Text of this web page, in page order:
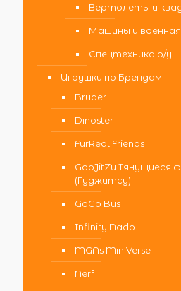
Вертолеты и
Машины и
Спецтехника р/у
Игрушки по Брендам
Bruder
Dinoster
FurReal Friends
GooJitZu Тянущиеся
(Гуджитсу)
GoGo Bus
Infinity Nado
MGAs MiniVerse
Nerf